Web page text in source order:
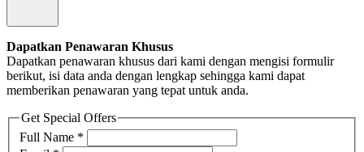
Dapatkan Penawaran Khusus
Dapatkan penawaran khusus dari kami dengan mengisi formulir
berikut, isi data anda dengan lengkap sehingga kami dapat
memberikan penawaran yang tepat untuk anda.
Get Special Offers
Full Name *